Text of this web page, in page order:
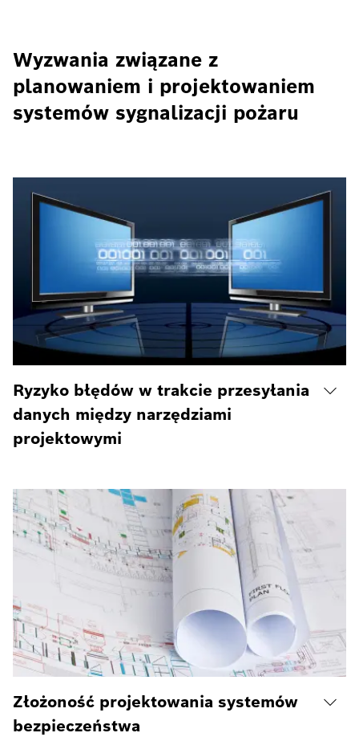
Wyzwania związane z
planowaniem i projektowaniem
systemów sygnalizacji pożaru
Ryzyko błędów w trakcie przesyłania
danych między narzędziami
projektowymi
Złożoność projektowania systemów
bezpieczeństwa